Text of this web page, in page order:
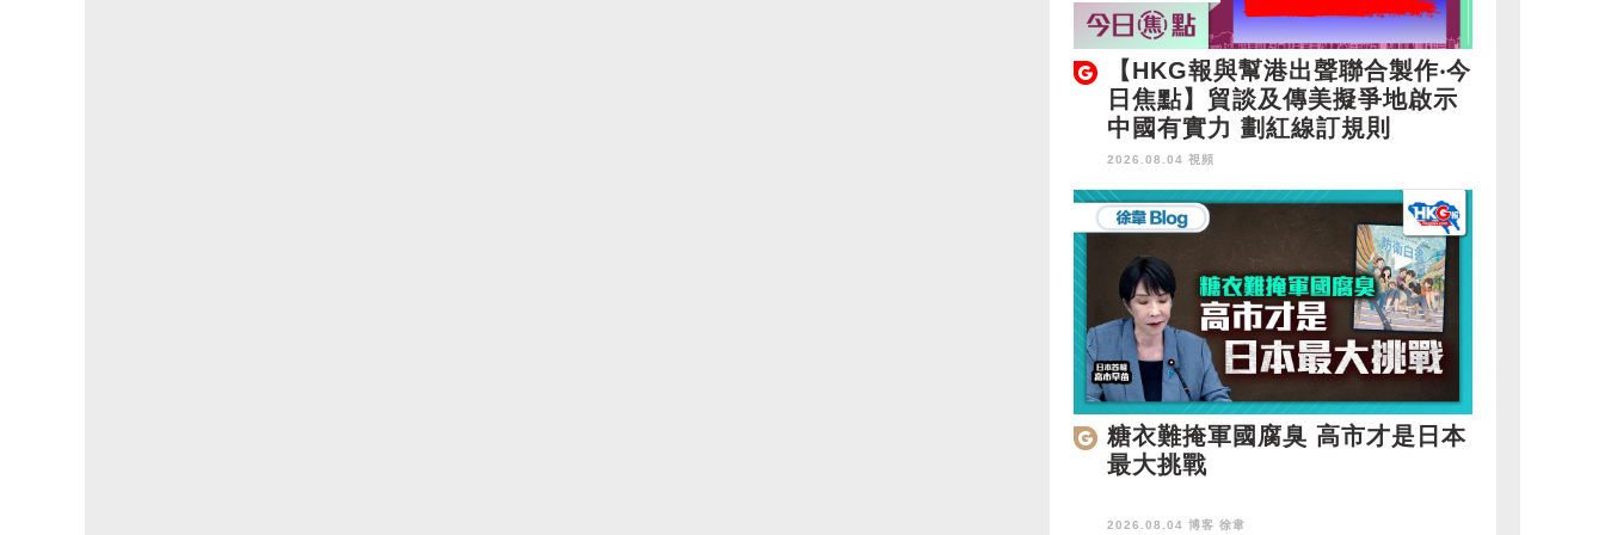
【HKG報與幫港出聲聯合製作‧今
日焦點】貿談及傳美擬爭地啟示
中國有實力 劃紅線訂規則
2026.08.04 視頻
糖衣難掩軍國腐臭 高市才是日本
最大挑戰
2026.08.04 博客 徐韋